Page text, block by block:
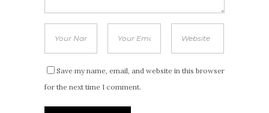
Save my name, email, and website in this browser
for the next time I comment.